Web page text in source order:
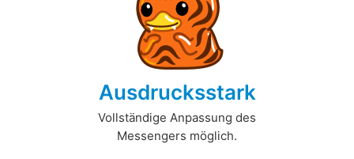
Ausdrucksstark
Vollständige Anpassung des
Messengers möglich.